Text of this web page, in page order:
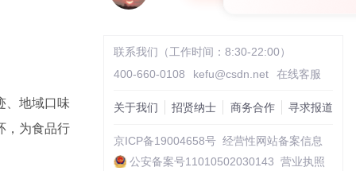
、地域口味
，为食品行
联系我们（工作时间：8:30-22:00）
400-660-0108
kefu@csdn.net 在线客服
关于我们 招贤纳士 商务合作 寻求报道
京ICP备19004658号 经营性网站备案信息
公安备案号11010502030143 营业执照